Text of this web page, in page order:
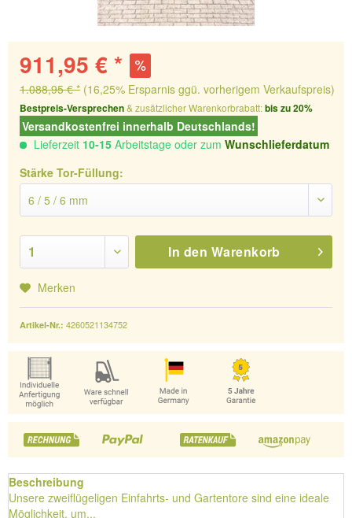
911,95 € *
1.088,95 € * (16,25% Ersparnis ggü. vorherigem Verkaufspreis)
Bestpreis-Versprechen& zusätzlicher Warenkorbrabatt:bis zu 20%
Versandkostenfrei innerhalb Deutschlands!
Lieferzeit 10-15 Arbeitstage oder zum Wunschlieferdatum
Stärke Tor-Füllung:
In den Warenkorb
Merken
Artikel-Nr.: 4260521134752
Beschreibung
Unsere zweiflügeligen Einfahrts- und Gartentore sind eine ideale
Möglichkeit, um...